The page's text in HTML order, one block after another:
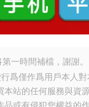
一時間補檔，謝謝
僅作爲用戶本人
站的任何服務與
或有侵犯您權益的